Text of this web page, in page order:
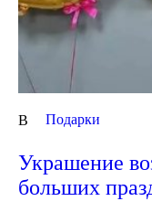
В Подарки
Украшение
больших